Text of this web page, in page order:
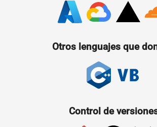
Otros lenguajes que
Control de